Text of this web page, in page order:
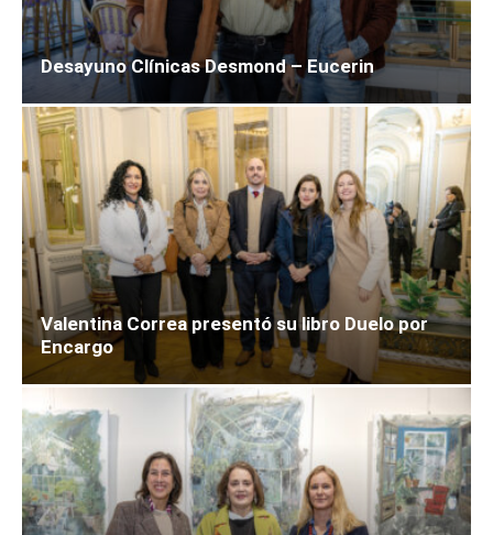
Desayuno Clínicas Desmond – Eucerin
Valentina Correa presentó su libro Duelo por
Encargo